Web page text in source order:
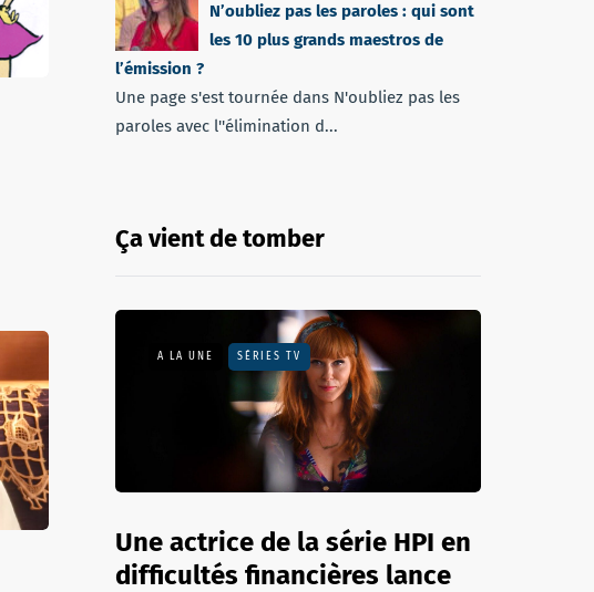
N’oubliez pas les paroles : qui sont
les 10 plus grands maestros de
l’émission ?
Une page s'est tournée dans N'oubliez pas les
paroles avec l''élimination d...
Ça vient de tomber
A LA UNE SÉRIES TV
Une actrice de la série HPI en
difficultés financières lance